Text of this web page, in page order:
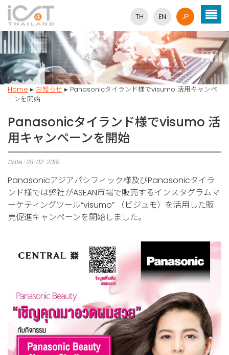
TH EN JP
Home ▸ お知らせ ▸ Panasonicタイランド様でvisumo 活用キャンペ
ーンを開始
Panasonicタイランド様でvisumo 活
用キャンペーンを開始
Date : 28-02-2019
Panasonicアジアパシフィック様及びPanasonicタイラ
ンド様では弊社がASEAN市場で販売するインスタグラムマ
ーケティングツール“visumo” （ビジュモ）を活用した販
売促進キャンペーンを開始しました。